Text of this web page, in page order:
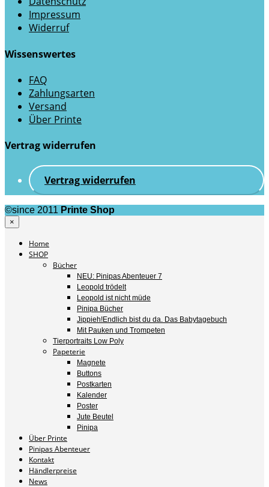
Impressum
Widerruf
Wissenswertes
FAQ
Zahlungsarten
Versand
Über Printe
Vertrag widerrufen
Vertrag widerrufen
©since 2011 Printe Shop
×
Home
SHOP
Bücher
NEU: Pinipas Abenteuer 7
Leopold trödelt
Leopold ist nicht müde
Pinipa Bücher
Jippieh!Endlich bist du da. Das Babytagebuch
Mit Pauken und Trompeten
Tierportraits Low Poly
Papeterie
Magnete
Buttons
Postkarten
Kalender
Poster
Jute Beutel
Pinipa
Über Printe
Pinipas Abenteuer
Kontakt
Händlerpreise
News